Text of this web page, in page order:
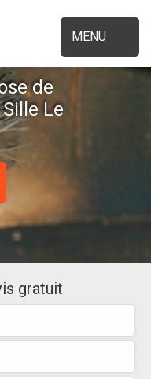
MENU
de
Le
gratuit